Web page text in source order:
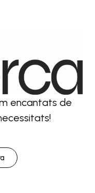
encantats de